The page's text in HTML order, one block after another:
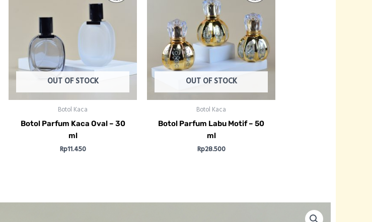
OUT OF STOCK
Botol Kaca
Botol Parfum Kaca Oval – 30
ml
Rp11.450
OUT OF STOCK
Botol Kaca
Botol Parfum Labu Motif – 50
ml
Rp28.500